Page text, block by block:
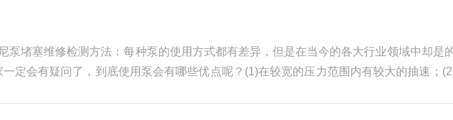
泵堵塞维修检测方法：每种泵的使用方式都有差异，但是在当今的各大行业领域中却是
一定会有疑问了，到底使用泵会有哪些优点呢？(1)在较宽的压力范围内有较大的抽速；